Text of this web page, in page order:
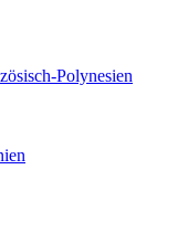
Polynesien